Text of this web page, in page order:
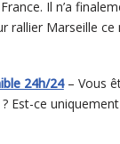
Il n’a
rallier Marseille ce
24h/24– Vous
Est-ce